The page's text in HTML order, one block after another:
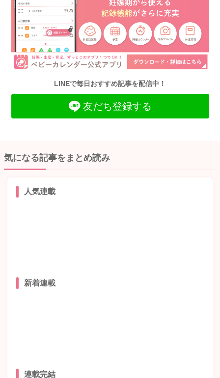
LINEで毎日おすすめ記事を配信中！
友だち登録する
気になる記事をまとめ読み
人気連載
新着連載
連載完結